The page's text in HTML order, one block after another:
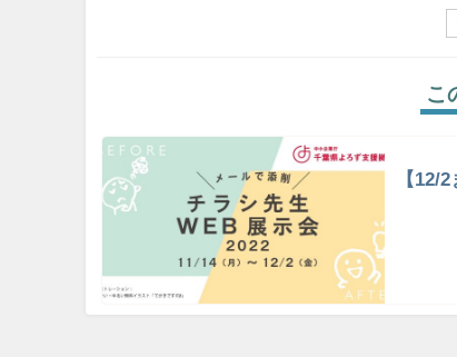
こ
【12/